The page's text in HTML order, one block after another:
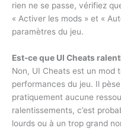
rien ne se passe, vérifiez
« Activer les mods » et «
paramètres du jeu.
Est-ce que UI Cheats
Non, UI Cheats est un mod
performances du jeu. Il
pratiquement aucune
ralentissements, c’est
lourds ou à un trop grand